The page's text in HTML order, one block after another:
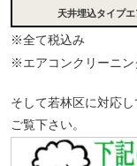
天井埋込タイプ
※全て税込み
※エアコンクリーニン
そして若林区に対応
ご覧下さい。